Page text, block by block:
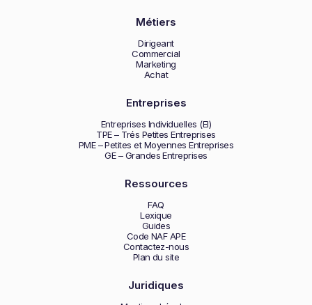
Métiers
Dirigeant
Commercial
Marketing
Achat
Entreprises
Entreprises Individuelles (EI)
TPE – Trés Petites Entreprises
PME – Petites et Moyennes Entreprises
GE – Grandes Entreprises
Ressources
FAQ
Lexique
Guides
Code NAF APE
Contactez-nous
Plan du site
Juridiques